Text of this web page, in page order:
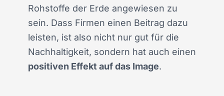
Rohstoffe der Erde angewiesen zu
sein. Dass Firmen einen Beitrag dazu
leisten, ist also nicht nur gut für die
Nachhaltigkeit, sondern hat auch einen
positiven Effekt auf das Image.